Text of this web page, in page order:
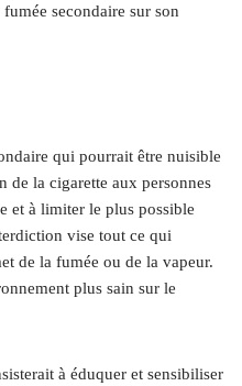
secondaire sur son
qui pourrait être nuisible
de la cigarette aux personnes
et à limiter le plus possible
vise tout ce qui
de la fumée ou de la vapeur.
plus sain sur le
à éduquer et sensibiliser